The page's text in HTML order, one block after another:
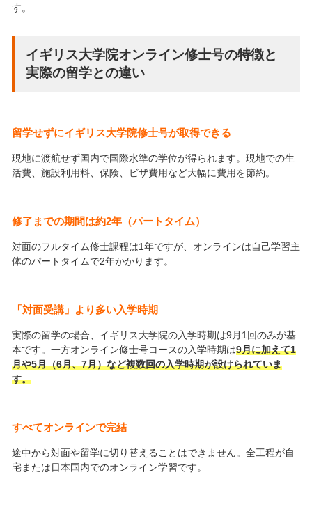
す。
イギリス大学院オンライン修士号の特徴と
実際の留学との違い
留学せずにイギリス大学院修士号が取得できる
現地に渡航せず国内で国際水準の学位が得られます。現地での生
活費、施設利用料、保険、ビザ費用など大幅に費用を節約。
修了までの期間は約2年（パートタイム）
対面のフルタイム修士課程は1年ですが、オンラインは自己学習主
体のパートタイムで2年かかります。
「対面受講」より多い入学時期
実際の留学の場合、イギリス大学院の入学時期は9月1回のみが基
本です。一方オンライン修士号コースの入学時期は9月に加えて1
月や5月（6月、7月）など複数回の入学時期が設けられていま
す。
すべてオンラインで完結
途中から対面や留学に切り替えることはできません。全工程が自
宅または日本国内でのオンライン学習です。